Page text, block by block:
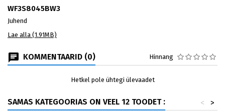
WF3S8045BW3
Juhend
Lae alla (1.91MB)
KOMMENTAARID (0) Hinnang
Hetkel pole ühtegi ülevaadet
SAMAS KATEGOORIAS ON VEEL 12 TOODET : >
<